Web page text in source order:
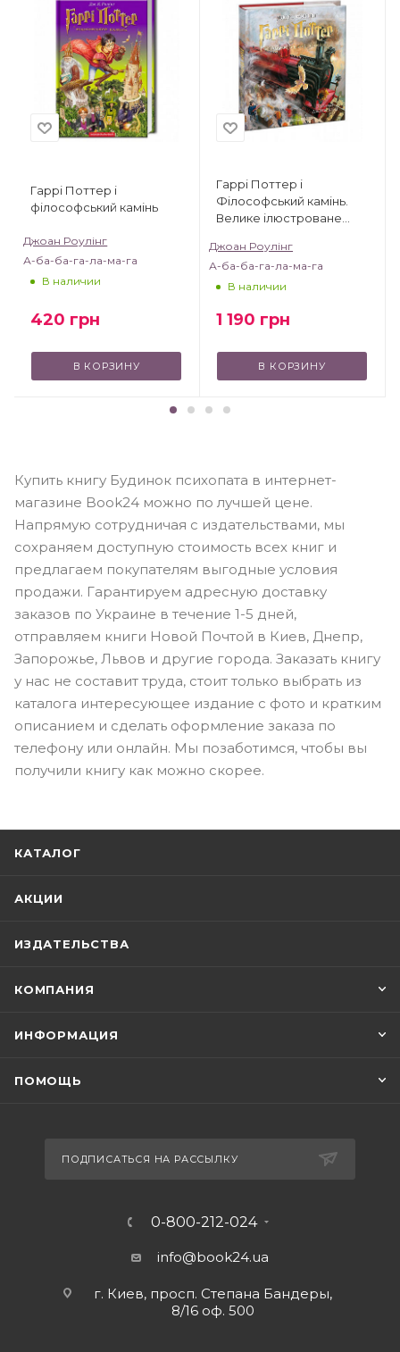
Гаррі Поттер і
філософський камінь
Джоан Роулінг
А-ба-ба-га-ла-ма-га
В наличии
420 грн
В КОРЗИНУ
Гаррі Поттер і
Філософський камінь.
Велике ілюстроване
Джоан Роулінг
А-ба-ба-га-ла-ма-га
В наличии
1 190 грн
В КОРЗИНУ
Купить книгу Будинок психопата в интернет-
магазине Book24 можно по лучшей цене.
Напрямую сотрудничая с издательствами, мы
сохраняем доступную стоимость всех книг и
предлагаем покупателям выгодные условия
продажи. Гарантируем адресную доставку
заказов по Украине в течение 1-5 дней,
отправляем книги Новой Почтой в Киев, Днепр,
Запорожье, Львов и другие города. Заказать книгу
у нас не составит труда, стоит только выбрать из
каталога интересующее издание с фото и кратким
описанием и сделать оформление заказа по
телефону или онлайн. Мы позаботимся, чтобы вы
получили книгу как можно скорее.
КАТАЛОГ
АКЦИИ
ИЗДАТЕЛЬСТВА
КОМПАНИЯ
ИНФОРМАЦИЯ
ПОМОЩЬ
ПОДПИСАТЬСЯ НА РАССЫЛКУ
0-800-212-024
info@book24.ua
г. Киев, просп. Степана Бандеры,
8/16 оф. 500